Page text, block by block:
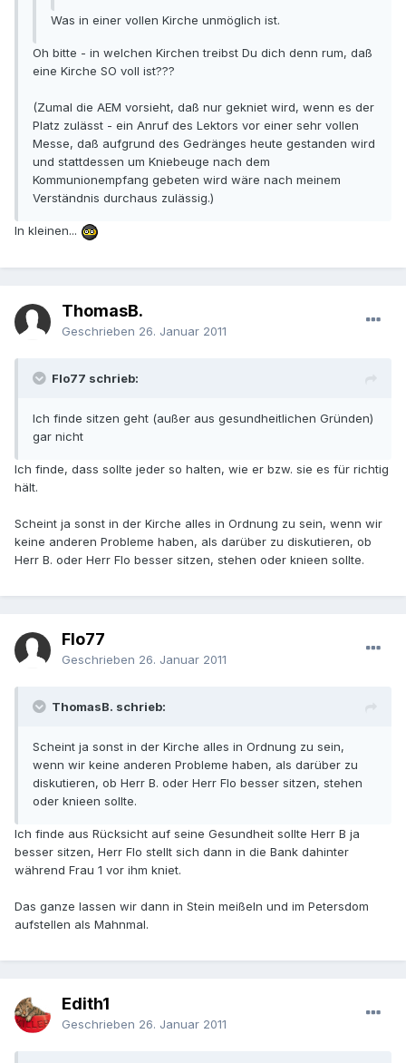
Was in einer vollen Kirche unmöglich ist.
Oh bitte - in welchen Kirchen treibst Du dich denn rum, daß
eine Kirche SO voll ist???
(Zumal die AEM vorsieht, daß nur gekniet wird, wenn es der
Platz zulässt - ein Anruf des Lektors vor einer sehr vollen
Messe, daß aufgrund des Gedränges heute gestanden wird
und stattdessen um Kniebeuge nach dem
Kommunionempfang gebeten wird wäre nach meinem
Verständnis durchaus zulässig.)
In kleinen...
ThomasB.
Geschrieben 26. Januar 2011
Flo77 schrieb:
Ich finde sitzen geht (außer aus gesundheitlichen Gründen)
gar nicht
Ich finde, dass sollte jeder so halten, wie er bzw. sie es für richtig
hält.
Scheint ja sonst in der Kirche alles in Ordnung zu sein, wenn wir
keine anderen Probleme haben, als darüber zu diskutieren, ob
Herr B. oder Herr Flo besser sitzen, stehen oder knieen sollte.
Flo77
Geschrieben 26. Januar 2011
ThomasB. schrieb:
Scheint ja sonst in der Kirche alles in Ordnung zu sein,
wenn wir keine anderen Probleme haben, als darüber zu
diskutieren, ob Herr B. oder Herr Flo besser sitzen, stehen
oder knieen sollte.
Ich finde aus Rücksicht auf seine Gesundheit sollte Herr B ja
besser sitzen, Herr Flo stellt sich dann in die Bank dahinter
während Frau 1 vor ihm kniet.
Das ganze lassen wir dann in Stein meißeln und im Petersdom
aufstellen als Mahnmal.
Edith1
Geschrieben 26. Januar 2011